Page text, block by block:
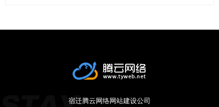
宿迁腾云网络网站建设公司